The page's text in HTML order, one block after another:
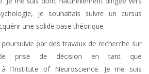
je souhaitais suivre un cursus
une solide base théorique.
par des travaux de recherche sur
prise de décision en tant que
à l’Institute of Neuroscience. Je me suis